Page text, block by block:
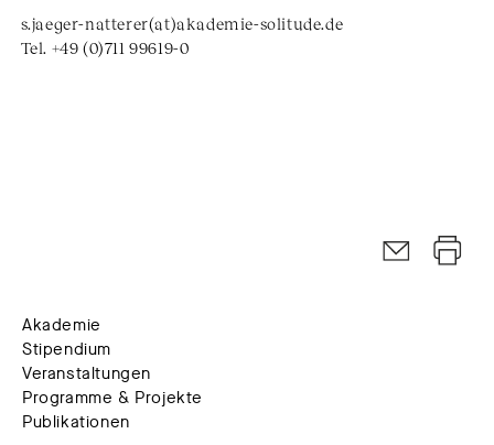
s.jaeger-natterer(at)akademie-solitude.de
Tel. +49 (0)711 99619-0
Akademie
Stipendium
Veranstaltungen
Programme & Projekte
Publikationen